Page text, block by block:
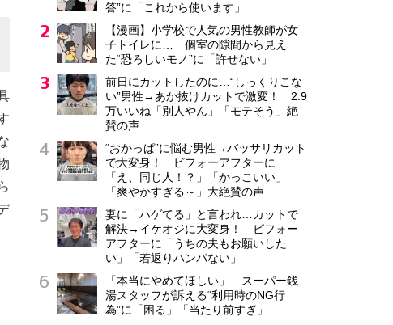
答”に「これから使います」
【漫画】小学校で人気の男性教師が女
子トイレに… 個室の隙間から見え
た“恐ろしいモノ”に「許せない」
前日にカットしたのに…“しっくりこな
い”男性→あか抜けカットで激変！ 2.9
万いいね「別人やん」「モテそう」絶
賛の声
“おかっぱ”に悩む男性→バッサリカット
で大変身！ ビフォーアフターに
「え、同じ人！？」「かっこいい」
「爽やかすぎる～」大絶賛の声
妻に「ハゲてる」と言われ…カットで
解決→イケオジに大変身！ ビフォー
アフターに「うちの夫もお願いした
い」「若返りハンパない」
「本当にやめてほしい」 スーパー銭
湯スタッフが訴える“利用時のNG行
為”に「困る」「当たり前すぎ」